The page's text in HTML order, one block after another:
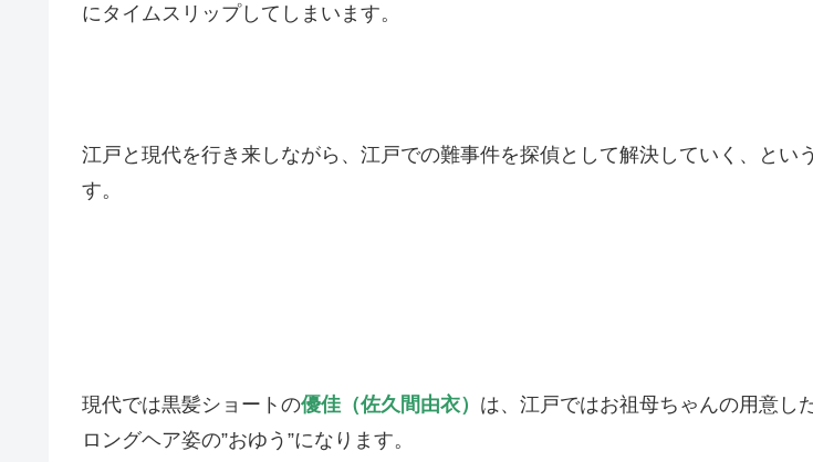
にタイムスリップしてしまいます。
江戸と現代を行き来しながら、江戸での難事件を探偵として解決していく、とい
す。
現代では黒髪ショートの優佳（佐久間由衣） は、江戸ではお祖母ちゃんの用意し
ロングヘア姿の”おゆう”になります。